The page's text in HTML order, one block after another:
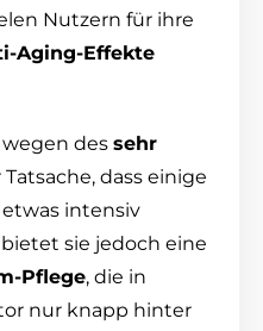
Nutzern für ihre
Aging-Effekte
des sehr
dass einige
intensiv
sie jedoch eine
Pflege, die in
nur knapp hinter